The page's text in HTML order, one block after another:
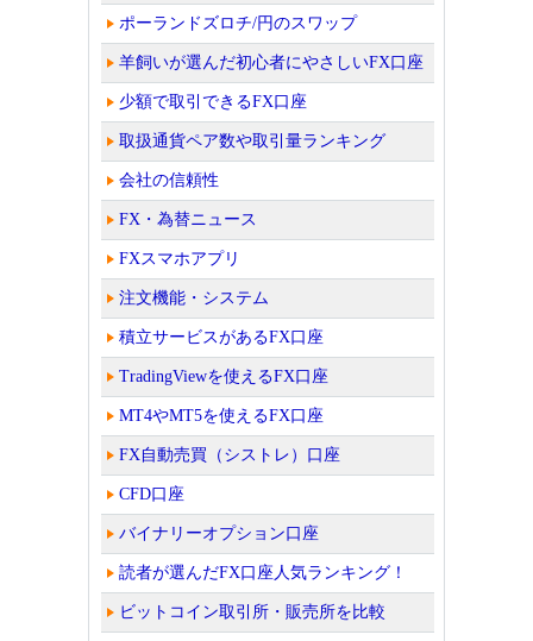
ポーランドズロチ/円のスワップ
羊飼いが選んだ初心者にやさしいFX口座
少額で取引できるFX口座
取扱通貨ペア数や取引量ランキング
会社の信頼性
FX・為替ニュース
FXスマホアプリ
注文機能・システム
積立サービスがあるFX口座
TradingViewを使えるFX口座
MT4やMT5を使えるFX口座
FX自動売買（シストレ）口座
CFD口座
バイナリーオプション口座
読者が選んだFX口座人気ランキング！
ビットコイン取引所・販売所を比較